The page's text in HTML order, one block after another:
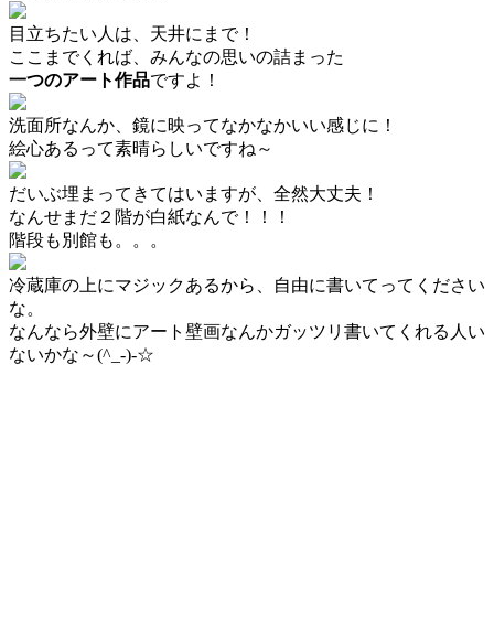
目立ちたい人は、天井にまで！
ここまでくれば、みんなの思いの詰まった
一つのアート作品ですよ！
洗面所なんか、鏡に映ってなかなかいい感じに！
絵心あるって素晴らしいですね～
だいぶ埋まってきてはいますが、全然大丈夫！
なんせまだ２階が白紙なんで！！！
階段も別館も。。。
冷蔵庫の上にマジックあるから、自由に書いてってください
な。
なんなら外壁にアート壁画なんかガッツリ書いてくれる人い
ないかな～(^_-)-☆